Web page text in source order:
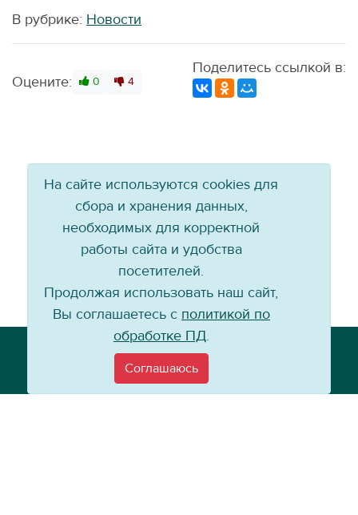
В рубрике: Новости
Оцените: 0 4
Поделитесь ссылкой в:
Email:info@baikal-energy.ru
На сайте используются cookies для
сбора и хранения данных,
необходимых для корректной
работы сайта и удобства
посетителей.
Продолжая использовать наш сайт,
Вы соглашаетесь с политикой по
обработке ПД.
Соглашаюсь